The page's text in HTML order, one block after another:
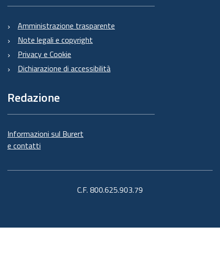
Amministrazione trasparente
Note legali e copyright
Privacy e Cookie
Dichiarazione di accessibilità
Redazione
Informazioni sul Burert
e contatti
C.F. 800.625.903.79